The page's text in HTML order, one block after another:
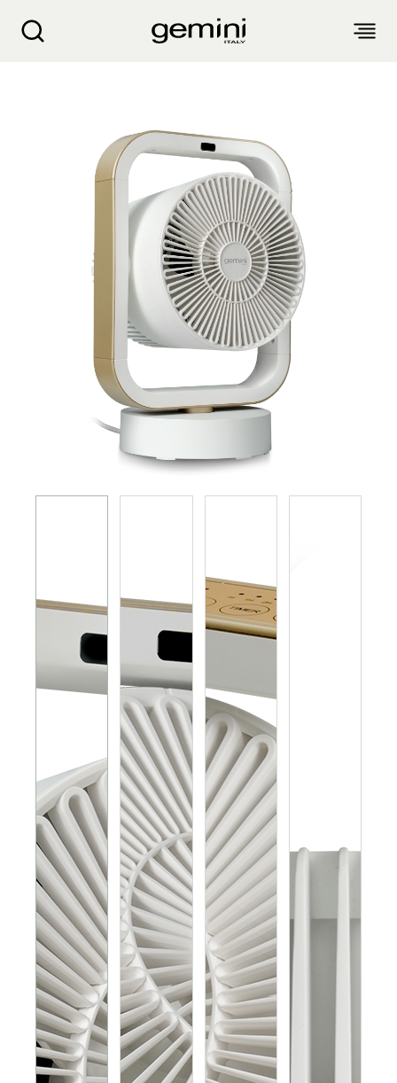
空气净化设备
抽湿机 迷你抽湿机 浴室宝
蒸汽挂烫机 熨斗
吸尘机 除尘螨机
入厨小家电
气炸锅 气炸焗炉
面包机 烤面包机 松饼机
电磁炉 电陶炉 煮食炉
榨汁机 搅拌机 厨师机 食物处理器
电热水瓶 养生壶
电饭煲
电子及体脂磅
头发造型器
生活时尚
旅行及露营用品
GEMINI PRO系列
产品保修登记
家电维修收集站
簡 EN